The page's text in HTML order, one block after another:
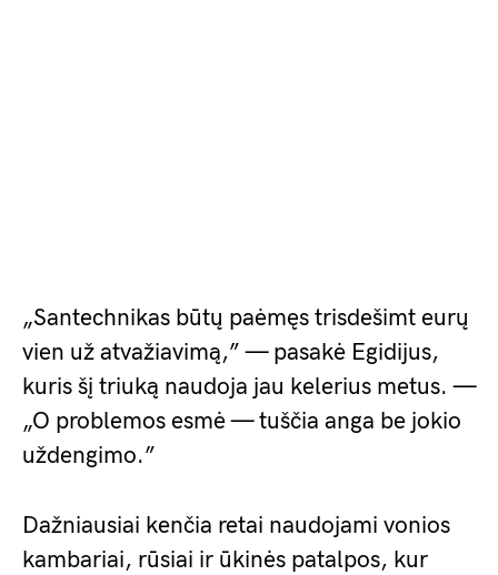
„Santechnikas būtų paėmęs trisdešimt eurų
vien už atvažiavimą,” — pasakė Egidijus,
kuris šį triuką naudoja jau kelerius metus. —
„O problemos esmė — tuščia anga be jokio
uždengimo.”
Dažniausiai kenčia retai naudojami vonios
kambariai, rūsiai ir ūkinės patalpos, kur